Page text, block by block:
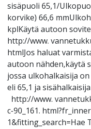
sisäpuoli 65,1/
korvike) 66,6
kplKäytä autoon
http://www.
htmlJos haluat
autoon nähden,käytä
jossa ulkohalkaisija
eli 65,1 ja
http://www.
c-90_161.
1&fitting_search=Hae